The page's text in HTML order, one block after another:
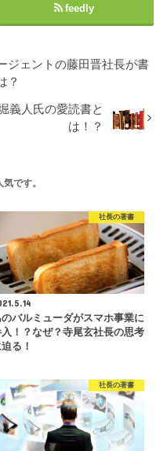
feedly
ジェントの藤田晋社長が書
？
義人氏の愛読書と
は！？
です。
社長の著書
バルミューダがスマホ事業に
！？なぜ？寺尾玄社長の思考
る！
社長の著書